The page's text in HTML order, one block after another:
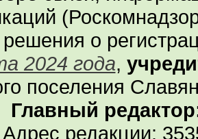
решения о
2024 года,
поселения
Главный
редакции: